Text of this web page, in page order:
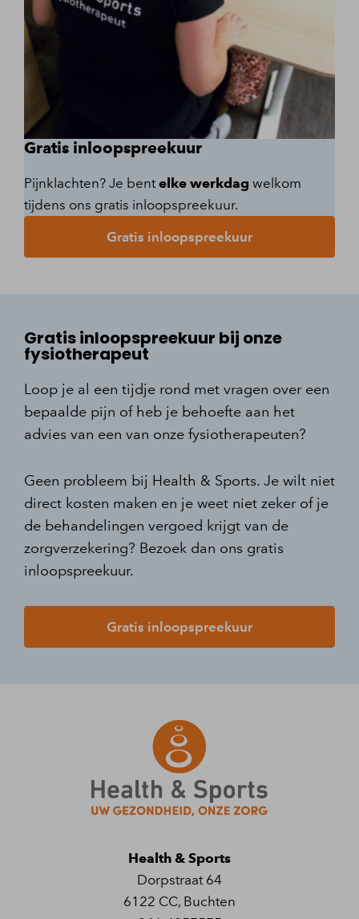
Gratis inloopspreekuur
Pijnklachten? Je bent elke werkdag welkom
tijdens ons gratis inloopspreekuur.
Gratis inloopspreekuur
Gratis inloopspreekuur bij onze
fysiotherapeut
Loop je al een tijdje rond met vragen over een
bepaalde pijn of heb je behoefte aan het
advies van een van onze fysiotherapeuten?
Geen probleem bij Health & Sports. Je wilt niet
direct kosten maken en je weet niet zeker of je
de behandelingen vergoed krijgt van de
zorgverzekering? Bezoek dan ons gratis
inloopspreekuur.
Gratis inloopspreekuur
Health & Sports
Dorpstraat 64
6122 CC, Buchten